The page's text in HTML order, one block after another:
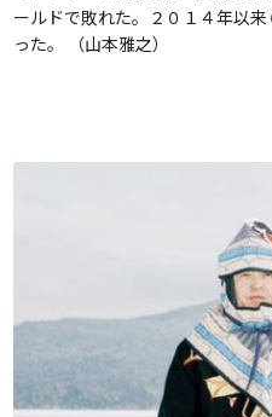
ールドで敗れた。２０１４年以
った。 （山本雅之）